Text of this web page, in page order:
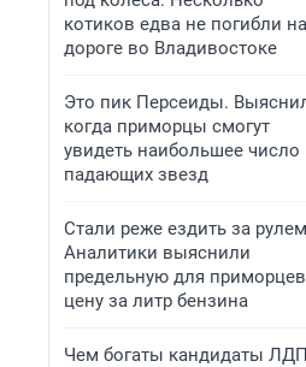
котиков едва не погибли на
дороге во Владивостоке
Это пик Персеиды.
когда приморцы смогут
увидеть наибольшее число
падающих звезд
Стали реже ездить за
Аналитики выяснили
предельную для приморцев
цену за литр бензина
Чем богаты кандидаты